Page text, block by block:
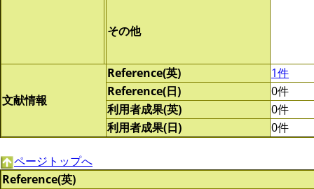
その他
文献情報
Reference(英)
1件
Reference(日)
0件
利用者成果(英)
0件
利用者成果(日)
0件
ページトップへ
Reference(英)